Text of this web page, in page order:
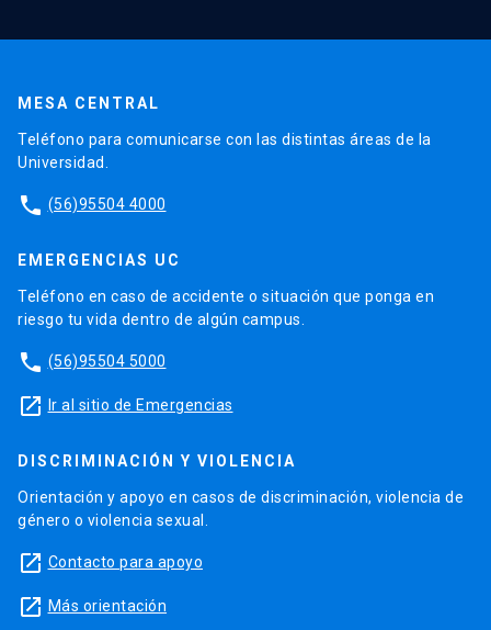
MESA CENTRAL
Teléfono para comunicarse con las distintas áreas de la
Universidad.
phone (56)95504 4000
EMERGENCIAS UC
Teléfono en caso de accidente o situación que ponga en
riesgo tu vida dentro de algún campus.
phone (56)95504 5000
launch Ir al sitio de Emergencias
DISCRIMINACIÓN Y VIOLENCIA
Orientación y apoyo en casos de discriminación, violencia de
género o violencia sexual.
launch Contacto para apoyo
launch Más orientación